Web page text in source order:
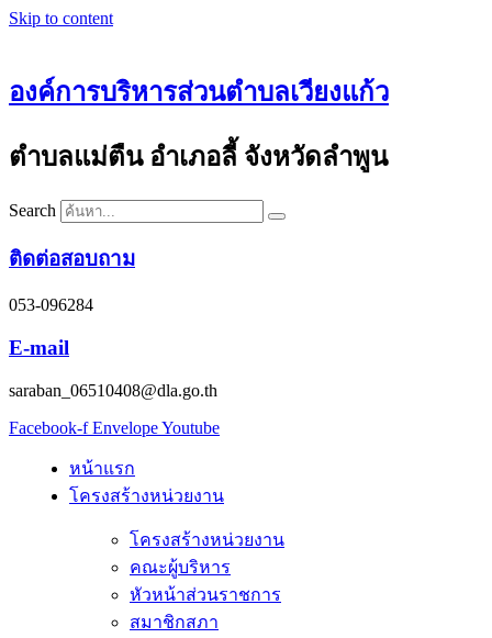
Skip to content
องค์การบริหารส่วนตำบลเวียงแก้ว
ตำบลแม่ตืน อำเภอลี้ จังหวัดลำพูน
Search
ติดต่อสอบถาม
053-096284
E-mail
saraban_06510408@dla.go.th
Facebook-f EnvelopeYoutube
หน้าแรก
โครงสร้างหน่วยงาน
โครงสร้างหน่วยงาน
คณะผู้บริหาร
หัวหน้าส่วนราชการ
สมาชิกสภา